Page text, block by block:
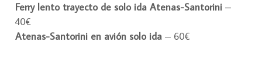
Ferry lento trayecto de solo ida Atenas-Santorini –
40€
Atenas-Santorini en avión solo ida – 60€